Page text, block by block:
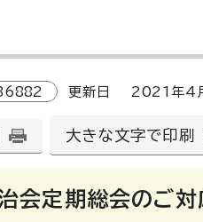
更新日 2021 年4
大きな文字で印刷
会定期総会のご対